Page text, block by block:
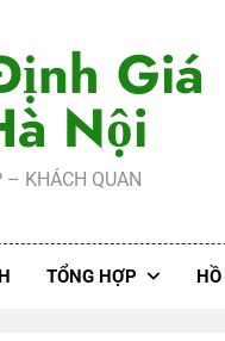
Giá
Nội
KHÁCH QUAN
TỔNG HỢP